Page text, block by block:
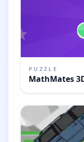
PUZZLE
MathMates